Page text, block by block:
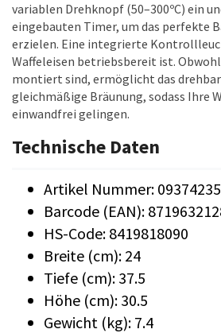
variablen Drehknopf (50–300ºC) ein
eingebauten Timer, um das perfekte
erzielen. Eine integrierte
Waffeleisen betriebsbereit ist.
montiert sind, ermöglicht das
gleichmäßige Bräunung, sodass Ihre
einwandfrei gelingen.
Technische Daten
Artikel Nummer: 09374235
Barcode (EAN):
HS-Code: 8419818090
Breite (cm): 24
Tiefe (cm): 37.5
Höhe (cm): 30.5
Gewicht (kg): 7.4